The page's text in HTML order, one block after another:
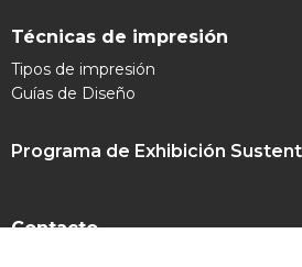
Técnicas de impresión
Tipos de impresión
Guías de Diseño
Programa de Exhibición
Contacto